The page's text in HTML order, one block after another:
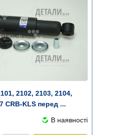
2102, 2103, 2104,
CRB-KLS перед ...
В наявності